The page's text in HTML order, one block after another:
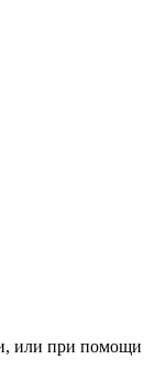
или при помощи